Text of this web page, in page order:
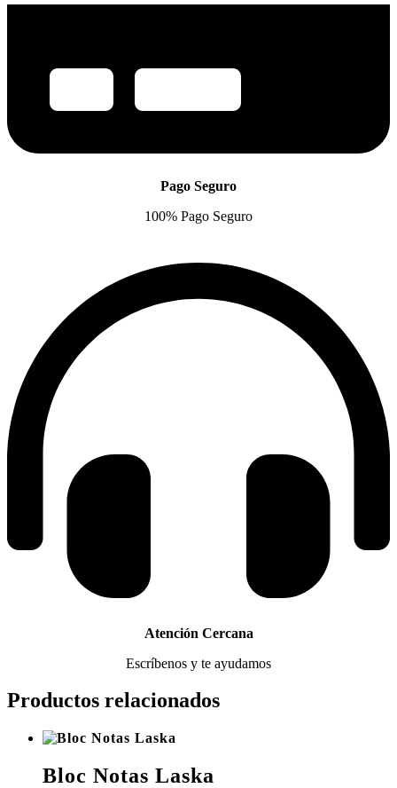
Pago Seguro
100% Pago Seguro
Atención Cercana
Escríbenos y te ayudamos
Productos relacionados
Bloc Notas Laska